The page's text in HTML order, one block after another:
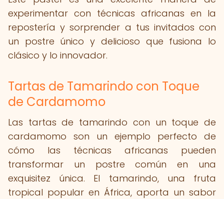
experimentar con técnicas africanas en la
repostería y sorprender a tus invitados con
un postre único y delicioso que fusiona lo
clásico y lo innovador.
Tartas de Tamarindo con Toque
de Cardamomo
Las tartas de tamarindo con un toque de
cardamomo son un ejemplo perfecto de
cómo las técnicas africanas pueden
transformar un postre común en una
exquisitez única. El tamarindo, una fruta
tropical popular en África, aporta un sabor